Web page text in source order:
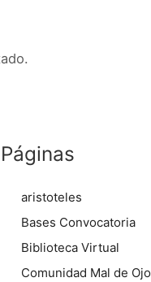
Páginas
aristoteles
Bases Convocatoria
Biblioteca Virtual
Comunidad Mal de Ojo